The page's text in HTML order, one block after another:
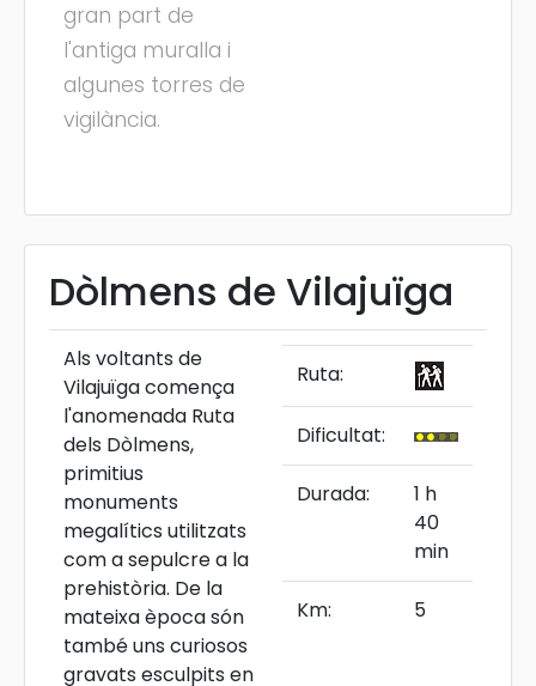
gran part de
l'antiga muralla i
algunes torres de
vigilància.
Dòlmens de Vilajuïga
Als voltants de
Vilajuïga comença
l'anomenada Ruta
dels Dòlmens,
primitius
monuments
megalítics utilitzats
com a sepulcre a la
prehistòria. De la
mateixa època són
també uns curiosos
gravats esculpits en
Ruta:
Dificultat:
Durada:
1 h
40
min
Km: 5